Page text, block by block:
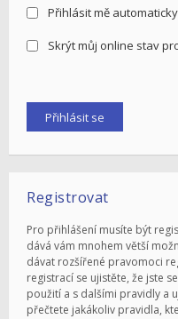
Přihlásit mě
Skrýt můj online stav
Registrovat
Pro přihlášení musíte být
dává vám mnohem větší
dávat rozšířené pravomoci
registrací se ujistěte, že jste
použití a s dalšími pravidly a
přečtete jakákoliv pravidla,